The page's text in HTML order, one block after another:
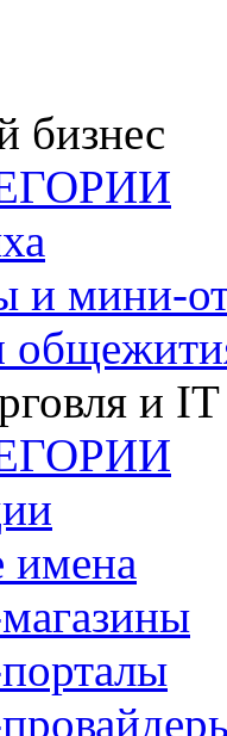
бизнес
и мини-
и IT